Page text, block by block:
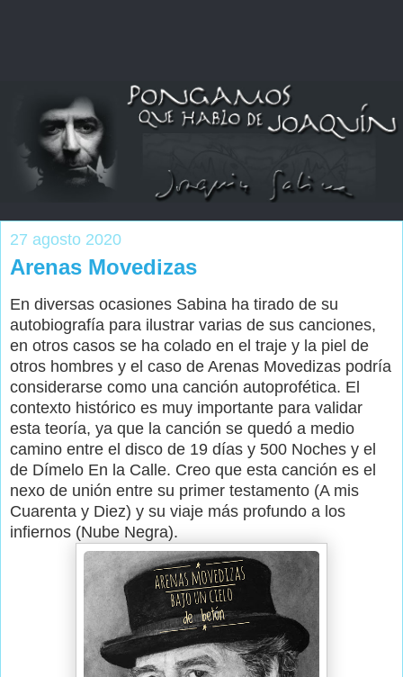
27 agosto 2020
Arenas Movedizas
En diversas ocasiones Sabina ha tirado de su
autobiografía para ilustrar varias de sus canciones,
en otros casos se ha colado en el traje y la piel de
otros hombres y el caso de Arenas Movedizas podría
considerarse como una canción autoprofética. El
contexto histórico es muy importante para validar
esta teoría, ya que la canción se quedó a medio
camino entre el disco de 19 días y 500 Noches y el
de Dímelo En la Calle. Creo que esta canción es el
nexo de unión entre su primer testamento (A mis
Cuarenta y Diez) y su viaje más profundo a los
infiernos (Nube Negra).